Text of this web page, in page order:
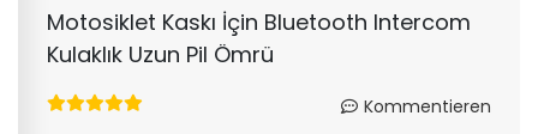
Motosiklet Kaskı İçin Bluetooth Intercom
Kulaklık Uzun Pil Ömrü
Kommentieren